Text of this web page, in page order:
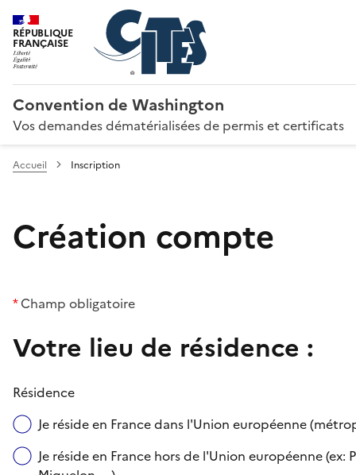
RÉPUBLIQUE
FRANÇAISE
Convention de Washington
Vos demandes dématérialisées de permis et certificats
Accueil Inscription
Création compte
*Champ obligatoire
Votre lieu de résidence :
Résidence
Je réside en France dans l'Union européenne
Je réside en France hors de l'Union européenne